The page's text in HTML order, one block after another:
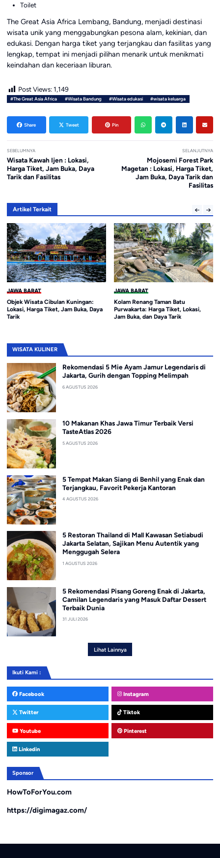
Toilet
The Great Asia Africa Lembang, Bandung, menjadi destinasi
wisata unik yang menggabungkan pesona alam, kekinian, dan
edukasi. Dengan harga tiket yang terjangkau dan fasilitas yang
lengkap, tempat ini menjadi pilihan menarik untuk menikmati
keindahan dan keceriaan liburan.
Post Views: 1,149
#The Great Asia Africa #Wisata Bandung #Wisata edukasi #wisata keluarga
Share Tweet Pin
SEBELUMNYA
Wisata Kawah Ijen : Lokasi,
Harga Tiket, Jam Buka, Daya
Tarik dan Fasilitas
SELANJUTNYA
Mojosemi Forest Park
Magetan : Lokasi, Harga Tiket,
Jam Buka, Daya Tarik dan
Fasilitas
Artikel Terkait
JAWA BARAT
Objek Wisata Cibulan Kuningan:
Lokasi, Harga Tiket, Jam Buka, Daya
Tarik
JAWA BARAT
Kolam Renang Taman Batu
Purwakarta: Harga Tiket, Lokasi,
Jam Buka, dan Daya Tarik
WISATA KULINER
Rekomendasi 5 Mie Ayam Jamur Legendaris di
Jakarta, Gurih dengan Topping Melimpah
6 AGUSTUS 2026
10 Makanan Khas Jawa Timur Terbaik Versi
TasteAtlas 2026
5 AGUSTUS 2026
5 Tempat Makan Siang di Benhil yang Enak dan
Terjangkau, Favorit Pekerja Kantoran
4 AGUSTUS 2026
5 Restoran Thailand di Mall Kawasan Setiabudi
Jakarta Selatan, Sajikan Menu Autentik yang
Menggugah Selera
1 AGUSTUS 2026
5 Rekomendasi Pisang Goreng Enak di Jakarta,
Camilan Legendaris yang Masuk Daftar Dessert
Terbaik Dunia
31 JULI 2026
Lihat Lainnya
Ikuti Kami :
Facebook Instagram
Twitter Tiktok
Youtube Pinterest
Linkedin
Sponsor
HowToForYou.com
https://digimagaz.com/